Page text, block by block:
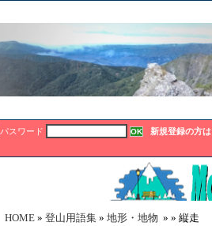
パスワード 新規登録の方
HOME» 登山用語集» 地形・地物 » » 縦走